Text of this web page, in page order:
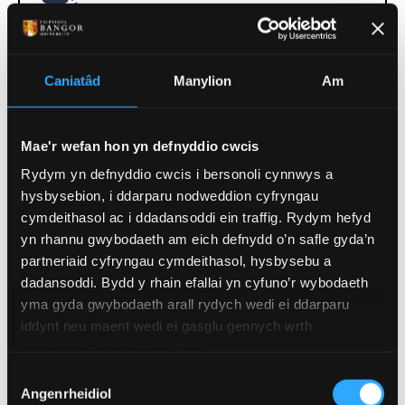
Caniatâd Manylion Am
Mae'r wefan hon yn defnyddio cwcis
Rydym yn defnyddio cwcis i bersonoli cynnwys a
hysbysebion, i ddarparu nodweddion cyfryngau
cymdeithasol ac i ddadansoddi ein traffig. Rydym hefyd
yn rhannu gwybodaeth am eich defnydd o’n safle gyda’n
partneriaid cyfryngau cymdeithasol, hysbysebu a
dadansoddi. Bydd y rhain efallai yn cyfuno’r wybodaeth
yma gyda gwybodaeth arall rydych wedi ei ddarparu
iddynt neu maent wedi ei gasglu gennych wrth
Caniatâd
Angenrheidiol
Edrychwch ar ein wybodaeth ffioedd
mewn astudiaeth Ôl-radd
Cofrestrwch yma